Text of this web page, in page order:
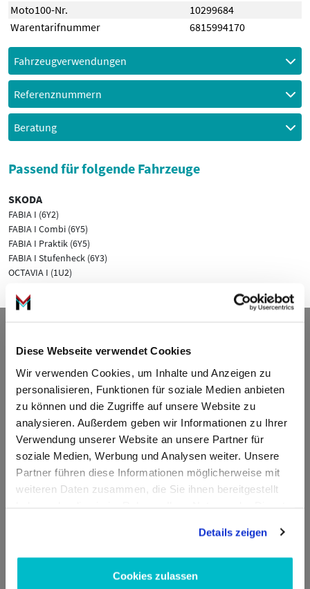
Diese Webseite verwendet Cookies
Wir verwenden Cookies, um Inhalte und Anzeigen zu
personalisieren, Funktionen für soziale Medien anbieten
zu können und die Zugriffe auf unsere Website zu
analysieren. Außerdem geben wir Informationen zu Ihrer
Verwendung unserer Website an unsere Partner für
soziale Medien, Werbung und Analysen weiter. Unsere
Partner führen diese Informationen möglicherweise mit
weiteren Daten zusammen, die Sie ihnen bereitgestellt
Details zeigen
Cookies zulassen
Moto100-Nr.
10299684
Warentarifnummer
6815994170
Fahrzeugverwendungen
Referenznummern
Beratung
Passend für folgende Fahrzeuge
SKODA
FABIA I (6Y2)
FABIA I Combi (6Y5)
FABIA I Praktik (6Y5)
FABIA I Stufenheck (6Y3)
OCTAVIA I (1U2)
ADDED VALUE Unlimited GmbH
Fritz-Müller-Str. 100
73730 Esslingen am Neckar
Deutschland
E-Mail:info@moto100.de
Mo-Fr 7:30-12:00 Uhr & 13:00 - 16:00 Uhr